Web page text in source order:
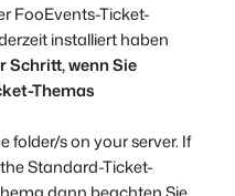
FooEvents-Ticket-
installiert haben
Schritt, wenn Sie
Themas
folder/s on your server. If
Standard-Ticket-